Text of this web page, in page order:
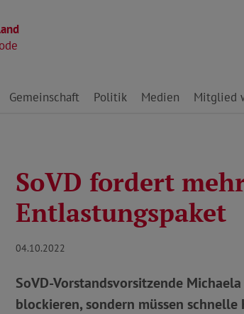
Gemeinschaft Politik Medien Mitglied
SoVD fordert
Entlastungspaket
04.10.2022
SoVD-Vorstandsvorsitzende
blockieren, sondern müssen schnelle